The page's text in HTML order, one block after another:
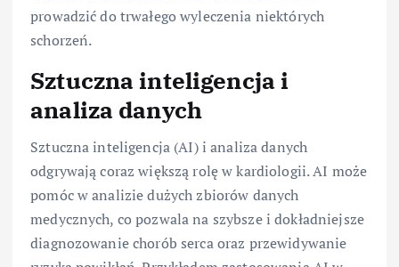
prowadzić do trwałego wyleczenia niektórych
schorzeń.
Sztuczna inteligencja i
analiza danych
Sztuczna inteligencja (AI) i analiza danych
odgrywają coraz większą rolę w kardiologii. AI może
pomóc w analizie dużych zbiorów danych
medycznych, co pozwala na szybsze i dokładniejsze
diagnozowanie chorób serca oraz przewidywanie